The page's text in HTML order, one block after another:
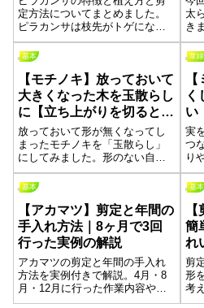
定方法についてまとめました。
ピラカンサは枝先がトゲになっ
ていて剪定するときに大変で
す。トゲ対策は結構単純で、剪
定で手を入れるところやトゲを
掴んでしまうかもしれない場所
のトゲを先に切っておくだけで
大丈夫です。トゲの向きに枝を
伸ばすこともできるので、伸ば
したくない方向のトゲを切るこ
とでコントロールができると思
います。
太
き
響
根
例
気
そ
て
良
す
基本
【モチノキ】放っておいて
大きくなった木を玉散らし
に【立ち上がりを切ると作
りやすい】
放っておいて形が無くなってし
まったモチノキを「玉散らし」
にしてみました。形のない自然
形からビシッとした玉散らしに
するには、結構時間がかかるか
もしれません。今回は5月と11月
の２回に分けて剪定する方法を
まとめてみました。これから先
うまくいったらいいなぁと思っ
ています。
常
く
い
実
つ
り
す
り
年
と
く
像
基本
【アカマツ】剪定と年間の
手入れ方法｜8ヶ月で3回
行った実例の解説
アカマツの剪定と年間の手入れ
方法を実例付きで解説。4月・8
月・12月に行った作業内容や剪
定のポイント、時期がずれても
基本
簡
れ
剪
形
考
入